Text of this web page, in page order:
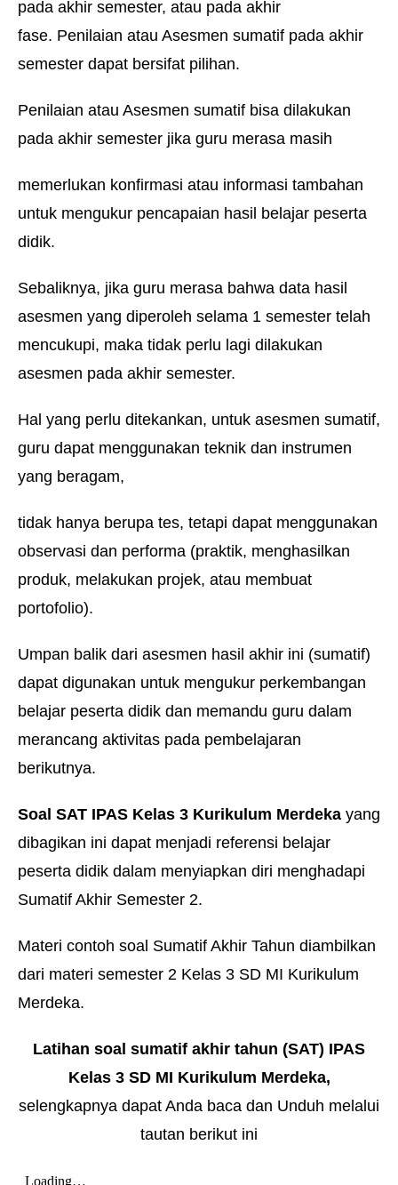
pada akhir semester, atau pada akhir
fase. Penilaian atau Asesmen sumatif pada akhir
semester dapat bersifat pilihan.
Penilaian atau Asesmen sumatif bisa dilakukan
pada akhir semester jika guru merasa masih
memerlukan konfirmasi atau informasi tambahan
untuk mengukur pencapaian hasil belajar peserta
didik.
Sebaliknya, jika guru merasa bahwa data hasil
asesmen yang diperoleh selama 1 semester telah
mencukupi, maka tidak perlu lagi dilakukan
asesmen pada akhir semester.
Hal yang perlu ditekankan, untuk asesmen sumatif,
guru dapat menggunakan teknik dan instrumen
yang beragam,
tidak hanya berupa tes, tetapi dapat menggunakan
observasi dan performa (praktik, menghasilkan
produk, melakukan projek, atau membuat
portofolio).
Umpan balik dari asesmen hasil akhir ini (sumatif)
dapat digunakan untuk mengukur perkembangan
belajar peserta didik dan memandu guru dalam
merancang aktivitas pada pembelajaran
berikutnya.
Soal SAT IPAS Kelas 3 Kurikulum Merdeka yang
dibagikan ini dapat menjadi referensi belajar
peserta didik dalam menyiapkan diri menghadapi
Sumatif Akhir Semester 2.
Materi contoh soal Sumatif Akhir Tahun diambilkan
dari materi semester 2 Kelas 3 SD MI Kurikulum
Merdeka.
Latihan soal sumatif akhir tahun (SAT) IPAS
Kelas 3 SD MI Kurikulum Merdeka,
selengkapnya dapat Anda baca dan Unduh melalui
tautan berikut ini